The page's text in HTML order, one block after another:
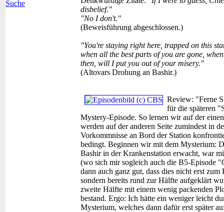
Suche
disbelief."
"No I don't."
(Beweisführung abgeschlossen.)
"You're staying right here, trapped on this
when all the best parts of you are gone,
then, will I put you out of your misery."
(Altovars Drohung an Bashir.)
Review: "Ferne
für die späteren
Mystery-Episode. So lernen wir auf der
werden auf der anderen Seite zumindest in
Vorkommnisse an Bord der Station
bedingt. Beginnen wir mit dem Mysterium:
Bashir in der Krankenstation erwacht, war
(wo sich mir sogleich auch die B5-Episode
dann auch ganz gut, dass dies nicht erst
sondern bereits rund zur Hälfte aufgeklärt
zweite Hälfte mit einem wenig packenden
bestand. Ergo: Ich hätte ein weniger leicht
Mysterium, welches dann dafür erst später